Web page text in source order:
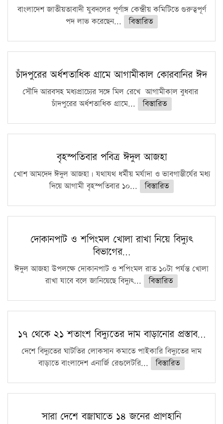
ফরিদগঞ্জে আগুনে পুড়লো ৬ ব্যবসা প্রতিষ্ঠান
বাংলাদেশ জাতীয়তাবাদী যুবদলের পূর্ণাঙ্গ কেন্দ্রীয় কমিটিতে গুরুত্বপূর্ণ
পদ লাভ করেছেন...
বিস্তারিত
চাঁদপুরের অর্ধশতাধিক গ্রামে আগামীকাল কোরবানির ঈদ
সৌদি আরবসহ মধ্যপ্রাচ্যের সঙ্গে মিল রেখে আগামীকাল বুধবার
চাঁদপুরের অর্ধশতাধিক গ্রামে...
বিস্তারিত
বৃহস্পতিবার পবিত্র ঈদুল আজহা
খোশ আমদেদ ঈদুল আজহা। যথাযথ ধর্মীয় মর্যাদা ও ভাবগাম্ভীর্যের মধ্য
দিয়ে আগামী বৃহস্পতিবার ১০...
বিস্তারিত
দোকানপাট ও শপিংমল খোলা রাখা নিয়ে বিদ্যুৎ
বিভাগের…
ঈদুল আজহা উপলক্ষে দোকানপাট ও শপিংমল রাত ১০টা পর্যন্ত খোলা
রাখা যাবে বলে জানিয়েছে বিদ্যুৎ...
বিস্তারিত
১৭ থেকে ২১ শতাংশ বিদ্যুতের দাম বাড়ানোর প্রস্তাব…
দেশে বিদ্যুতের ঘাটতির লোকসান কমাতে পাইকারি বিদ্যুতের দাম
বাড়াতে বাংলাদেশ এনার্জি রেগুলেটরি...
বিস্তারিত
সারা দেশে বজ্রাঘাতে ১৪ জনের প্রাণহানি